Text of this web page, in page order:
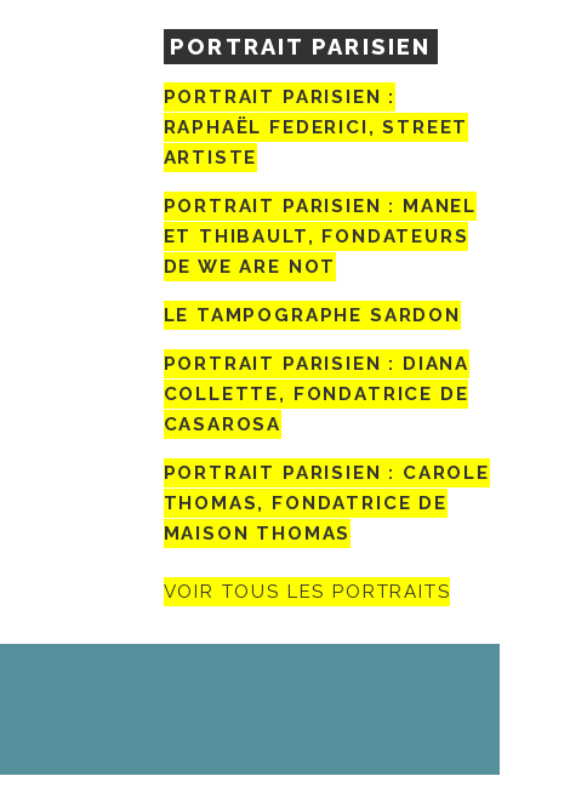
PORTRAIT PARISIEN
PORTRAIT PARISIEN :
RAPHAËL FEDERICI, STREET
ARTISTE
PORTRAIT PARISIEN : MANEL
ET THIBAULT, FONDATEURS
DE WE ARE NOT
LE TAMPOGRAPHE SARDON
PORTRAIT PARISIEN : DIANA
COLLETTE, FONDATRICE DE
CASAROSA
PORTRAIT PARISIEN : CAROLE
THOMAS, FONDATRICE DE
MAISON THOMAS
VOIR TOUS LES PORTRAITS